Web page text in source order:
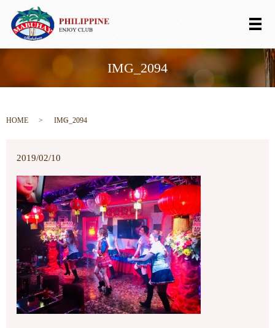
メ
IMG_2094
HOME IMG_2094
2019/02/10